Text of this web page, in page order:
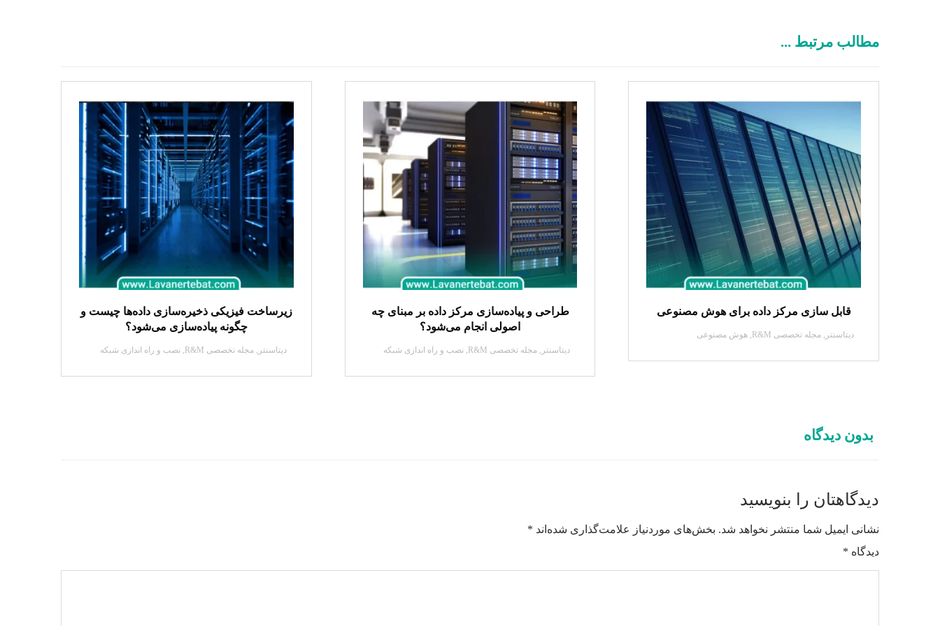
مطالب مرتبط ...
قابل سازی مرکز داده برای هوش مصنوعی
دیتاسنتر مجله تخصصی R&M هوش مصنوعی
طراحی و پیاده‌سازی مرکز داده بر مبنای چه
اصولی انجام می‌شود؟
دیتاسنتر مجله تخصصی R&M نصب و راه اندازی شبکه
زیرساخت فیزیکی ذخیره‌سازی داده‌ها چیست و
چگونه پیاده‌سازی می‌شود؟
دیتاسنتر ,مجله تخصصی R&M نصب و راه اندازی شبکه
بدون دیدگاه
دیدگاهتان را بنویسید
نشانی ایمیل شما منتشر نخواهد شد. بخش‌های موردنیاز علامت‌گذاری شده‌اند *
دیدگاه *